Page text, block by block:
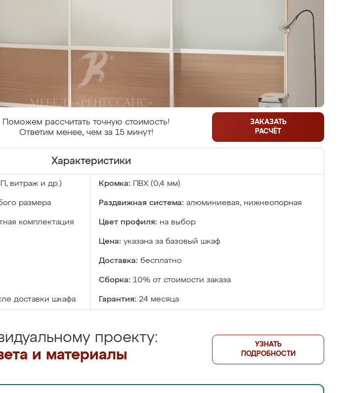
Поможем рассчитать точную стоимость!
Ответим менее, чем за 15 минут!
ЗАКАЗАТЬ
РАСЧЁТ
Характеристики
витраж и др.) Кромка: ПВХ (0,4 мм)
размера Раздвижная система: алюминиевая, нижнеопорная
комплектация Цвет профиля: на выбор
Цена: указана за базовый шкаф
Доставка: бесплатно
Сборка: 10% от стоимости заказа
доставки шкафа Гарантия: 24 месяца
проекту:
и материалы
УЗНАТЬ
ПОДРОБНОСТИ